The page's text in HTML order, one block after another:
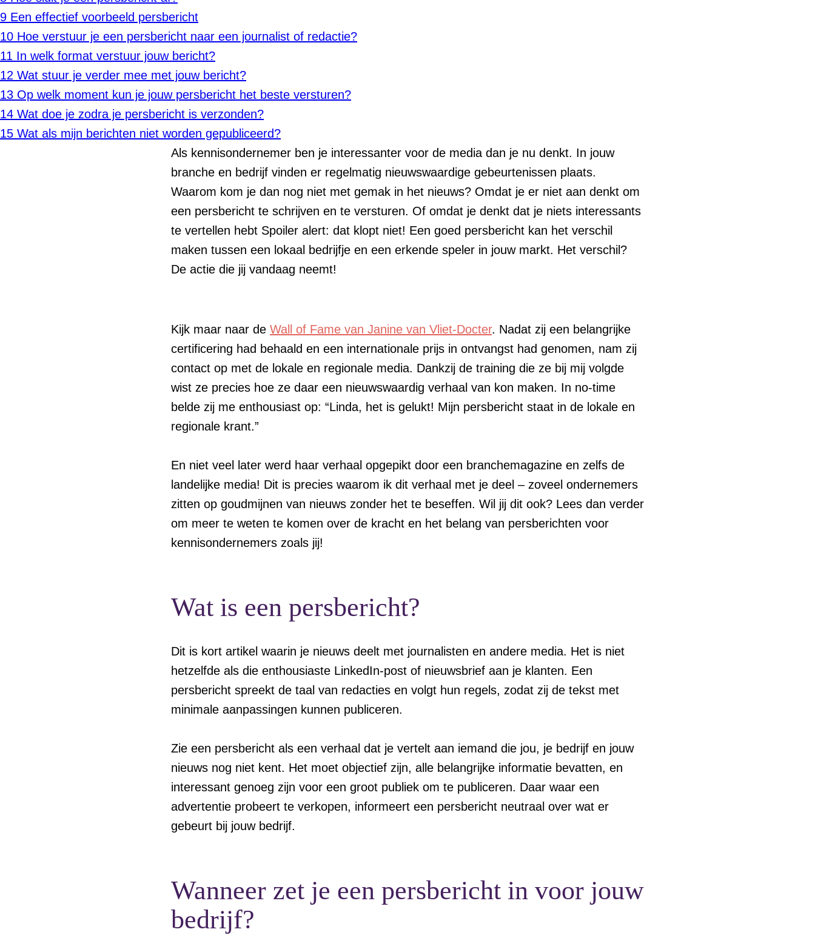
9 Een effectief voorbeeld persbericht
10 Hoe verstuur je een persbericht naar een journalist of redactie?
11 In welk format verstuur jouw bericht?
12 Wat stuur je verder mee met jouw bericht?
13 Op welk moment kun je jouw persbericht het beste versturen?
14 Wat doe je zodra je persbericht is verzonden?
15 Wat als mijn berichten niet worden gepubliceerd?
Als kennisondernemer ben je interessanter voor de media dan je nu denkt. In jouw
branche en bedrijf vinden er regelmatig nieuwswaardige gebeurtenissen plaats.
Waarom kom je dan nog niet met gemak in het nieuws? Omdat je er niet aan denkt om
een persbericht te schrijven en te versturen. Of omdat je denkt dat je niets interessants
te vertellen hebt Spoiler alert: dat klopt niet! Een goed persbericht kan het verschil
maken tussen een lokaal bedrijfje en een erkende speler in jouw markt. Het verschil?
De actie die jij vandaag neemt!
Kijk maar naar de Wall of Fame van Janine van Vliet-Docter. Nadat zij een belangrijke
certificering had behaald en een internationale prijs in ontvangst had genomen, nam zij
contact op met de lokale en regionale media. Dankzij de training die ze bij mij volgde
wist ze precies hoe ze daar een nieuwswaardig verhaal van kon maken. In no-time
belde zij me enthousiast op: “Linda, het is gelukt! Mijn persbericht staat in de lokale en
regionale krant.”
En niet veel later werd haar verhaal opgepikt door een branchemagazine en zelfs de
landelijke media! Dit is precies waarom ik dit verhaal met je deel – zoveel ondernemers
zitten op goudmijnen van nieuws zonder het te beseffen. Wil jij dit ook? Lees dan verder
om meer te weten te komen over de kracht en het belang van persberichten voor
kennisondernemers zoals jij!
Wat is een persbericht?
Dit is kort artikel waarin je nieuws deelt met journalisten en andere media. Het is niet
hetzelfde als die enthousiaste LinkedIn-post of nieuwsbrief aan je klanten. Een
persbericht spreekt de taal van redacties en volgt hun regels, zodat zij de tekst met
minimale aanpassingen kunnen publiceren.
Zie een persbericht als een verhaal dat je vertelt aan iemand die jou, je bedrijf en jouw
nieuws nog niet kent. Het moet objectief zijn, alle belangrijke informatie bevatten, en
interessant genoeg zijn voor een groot publiek om te publiceren. Daar waar een
advertentie probeert te verkopen, informeert een persbericht neutraal over wat er
gebeurt bij jouw bedrijf.
Wanneer zet je een persbericht in voor jouw
bedrijf?